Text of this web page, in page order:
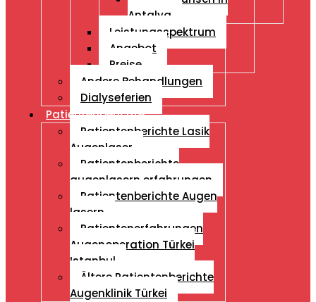
Antalya
Leistungsspektrum
Angebot
Preise
Andere Behandlungen
Dialyseferien
Patientenberichte
Patientenberichte Lasik
Augenlaser
Patientenberichte
augenlasern erfahrungen
Patientenberichte Augen
lasern
Patientenerfahrungen
Augenoperation Türkei
Istanbul
Ältere Patientenberichte
Augenklinik Türkei